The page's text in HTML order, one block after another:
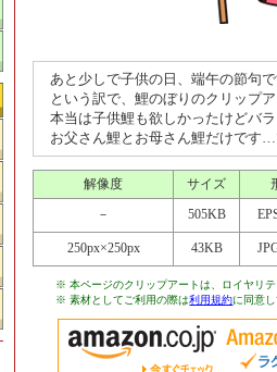
あと少しで子供の日、端午の節句
という訳で、鯉のぼりのクリップ
本当は子供鯉も欲しかったけどバ
お父さん鯉とお母さん鯉だけです
解像度 サイズ
－ 505KB
250px×250px 43KB
※ 本ページのクリップアートは、ロイヤリ
※ 素材としてご利用の際は利用規約に同意